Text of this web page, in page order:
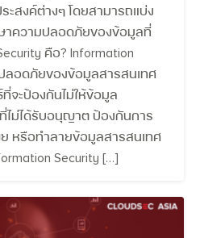
ะสงค์ต่างๆ โดยสามารถแบ่ง
าความปลอดภัยของข้อมูลที่
คือ? Information
ลอดภัยของข้อมูลสารสนเทศ
จะป้องกันไม่ให้ข้อมูล
ไม่ได้รับอนุญาต ป้องกันการ
ย หรือทำลายข้อมูลสารสนเทศ
Security […]